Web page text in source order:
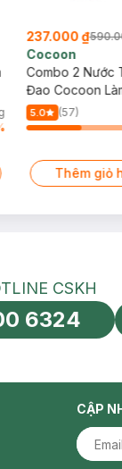
237.000 ₫
Cocoon
Combo 2 Nước
Đao Cocoon
Giảm Dầu 500ml
5.0 (57)
Thêm giỏ
toàn cầu
HOTLINE
CSKH
6324
CẬP